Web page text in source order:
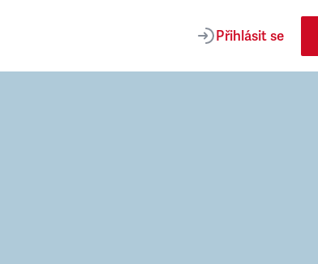
Přihlásit se